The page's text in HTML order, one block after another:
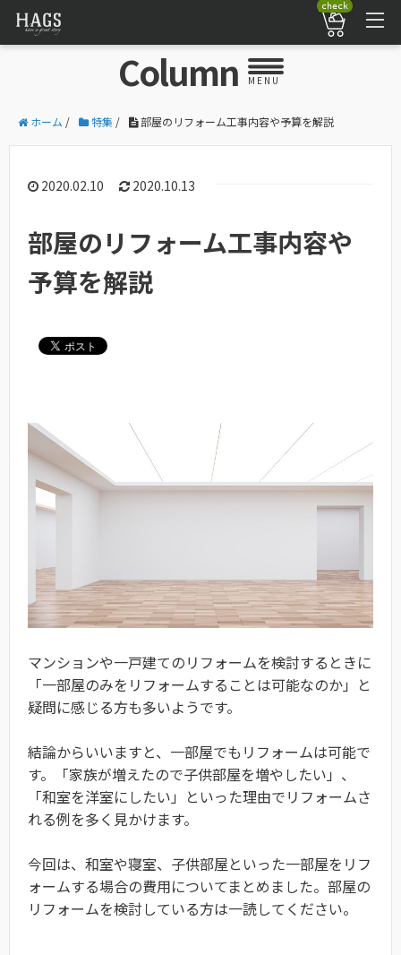
check
Column MENU
ホーム / 特集 / 部屋のリフォーム工事内容や予算を解説
2020.02.10 2020.10.13
部屋のリフォーム工事内容や
予算を解説
マンションや一戸建てのリフォームを検討するときに
「一部屋のみをリフォームすることは可能なのか」と
疑問に感じる方も多いようです。
結論からいいますと、一部屋でもリフォームは可能で
す。「家族が増えたので子供部屋を増やしたい」、
「和室を洋室にしたい」といった理由でリフォームさ
れる例を多く見かけます。
今回は、和室や寝室、子供部屋といった一部屋をリフ
ォームする場合の費用についてまとめました。部屋の
リフォームを検討している方は一読してください。